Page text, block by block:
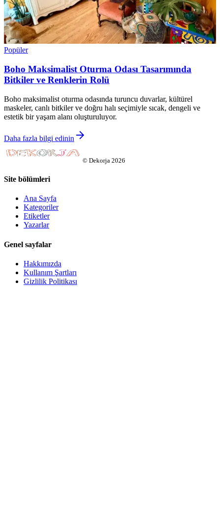
Popüler
Boho Maksimalist Oturma Odası Tasarımında
Bitkiler ve Renklerin Rolü
Boho maksimalist oturma odasında turuncu duvarlar, kültürel
maskeler, canlı bitkiler ve doğru halı seçimiyle sıcak, dengeli ve
estetik bir yaşam alanı oluşturuluyor.
Daha fazla bilgi edinin
© Dekorja 2026
Site bölümleri
Ana Sayfa
Kategoriler
Etiketler
Yazarlar
Genel sayfalar
Hakkımızda
Kullanım Şartları
Gizlilik Politikası